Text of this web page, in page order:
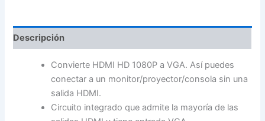
Descripción
Convierte HDMI HD 1080P a VGA. Así puedes
conectar a un monitor/proyector/consola sin una
salida HDMI.
Circuito integrado que admite la mayoría de las